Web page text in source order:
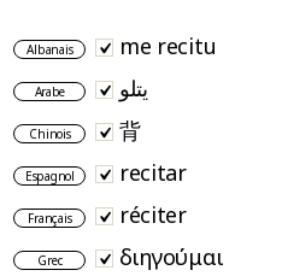
Albanais me recitu
Arabe يتلو
Chinois 背
Espagnol recitar
Français réciter
Grec διηγούμαι